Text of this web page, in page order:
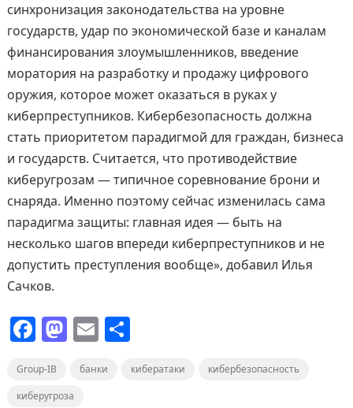
синхронизация законодательства на уровне
государств, удар по экономической базе и каналам
финансирования злоумышленников, введение
моратория на разработку и продажу цифрового
оружия, которое может оказаться в руках у
киберпреступников. Кибербезопасность должна
стать приоритетом парадигмой для граждан, бизнеса
и государств. Считается, что противодействие
киберугрозам — типичное соревнование брони и
снаряда. Именно поэтому сейчас изменилась сама
парадигма защиты: главная идея — быть на
несколько шагов впереди киберпреступников и не
допустить преступления вообще», добавил Илья
Сачков.
F
c
M
st
E
ai
О
п
Group-IB банки кибератаки
кибербезопасность
киберугроза